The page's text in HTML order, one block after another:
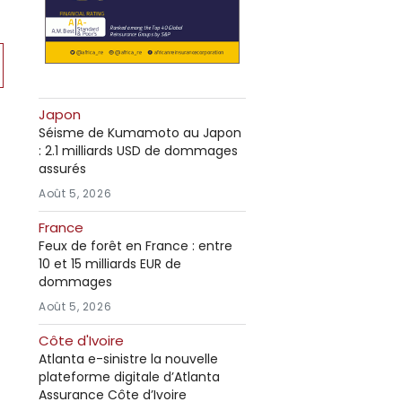
Japon
Séisme de Kumamoto au Japon
: 2.1 milliards USD de dommages
assurés
Août 5, 2026
France
Feux de forêt en France : entre
10 et 15 milliards EUR de
dommages
Août 5, 2026
Côte d'Ivoire
Atlanta e-sinistre la nouvelle
plateforme digitale d’Atlanta
Assurance Côte d’Ivoire